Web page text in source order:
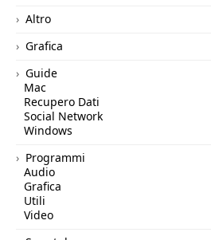
Altro
Grafica
Guide
Mac
Recupero Dati
Social Network
Windows
Programmi
Audio
Grafica
Utili
Video